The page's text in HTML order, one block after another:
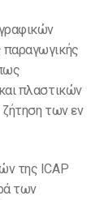
παραγωγικής
πλαστικών
ζήτηση των εν
της ICAP
των